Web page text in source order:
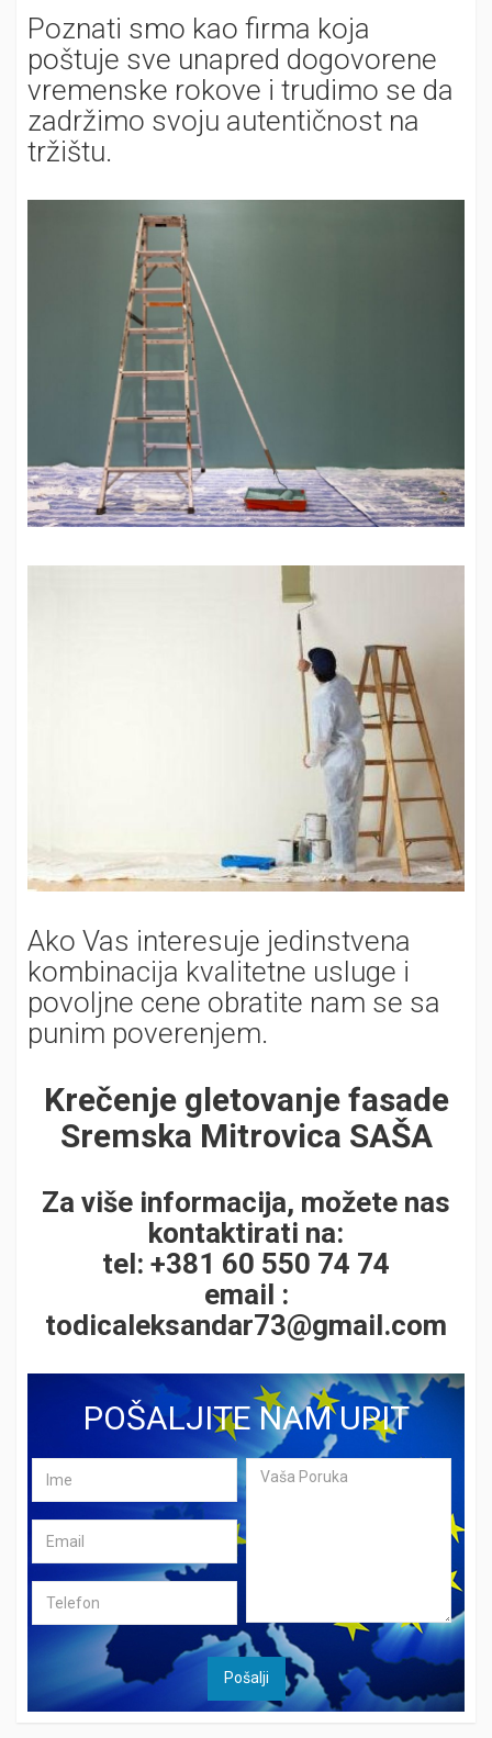
Poznati smo kao firma koja
poštuje sve unapred dogovorene
vremenske rokove i trudimo se da
zadržimo svoju autentičnost na
tržištu.
Ako Vas interesuje jedinstvena
kombinacija kvalitetne usluge i
povoljne cene obratite nam se sa
punim poverenjem.
Krečenje gletovanje fasade
Sremska Mitrovica SAŠA
Za više informacija, možete nas
kontaktirati na:
tel: +381 60 550 74 74
email :
todicaleksandar73@gmail.com
POŠALJITE NAM UPIT